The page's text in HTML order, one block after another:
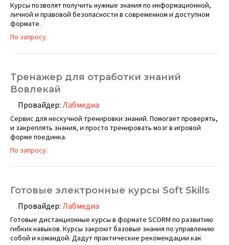
Курсы позволят получить нужные знания по информационной,
личной и правовой безопасности в современном и доступном
формате.
По запросу.
Тренажер для отработки знаний
Вовлекай
Провайдер: Лабмедиа
Сервис для нескучной тренировки знаний. Помогает проверять,
и закреплять знания, и просто тренировать мозг в игровой
форме поединка.
По запросу.
Готовые электронные курсы Soft Skills
Провайдер: Лабмедиа
Готовые дистанционные курсы в формате SCORM по развитию
гибких навыков. Курсы закроют базовые знания по управлению
собой и командой. Дадут практические рекомендации как